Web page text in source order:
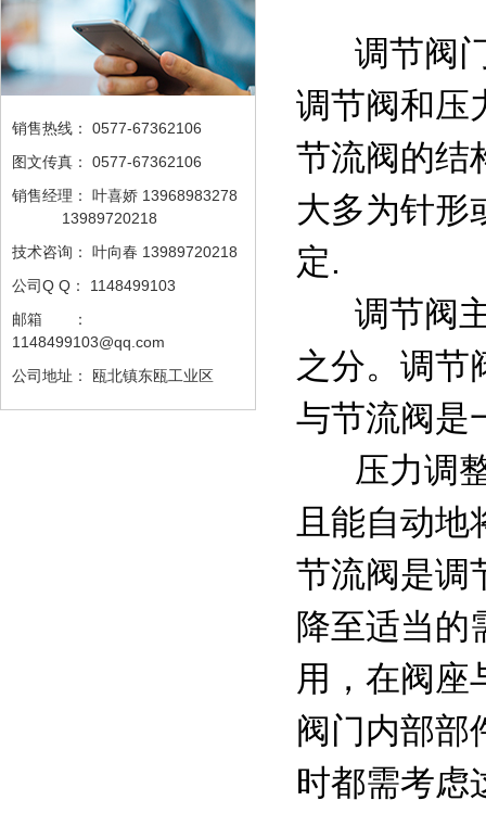
销售热线： 0577-67362106
图文传真： 0577-67362106
销售经理： 叶喜娇 13968983278
13989720218
技术咨询： 叶向春 13989720218
公司Q Q： 1148499103
邮箱 ：
1148499103@qq.com
公司地址： 瓯北镇东瓯工业区
调节阀门
调节阀和压
节流阀的结
大多为针形
定.
调节阀主
之分。调节
与节流阀是
压力调整
且能自动
节流阀是调
降至适当的
用，在阀座
阀门内部部
时都需考虑